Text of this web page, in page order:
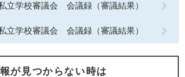
立学校審議会 会議録（審議結果）
立学校審議会 会議録（審議結果）
が見つからない時は